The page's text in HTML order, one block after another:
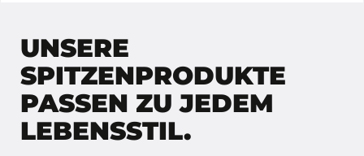
UNSERE
SPITZENPRODUKTE
PASSEN ZU JEDEM
LEBENSSTIL.